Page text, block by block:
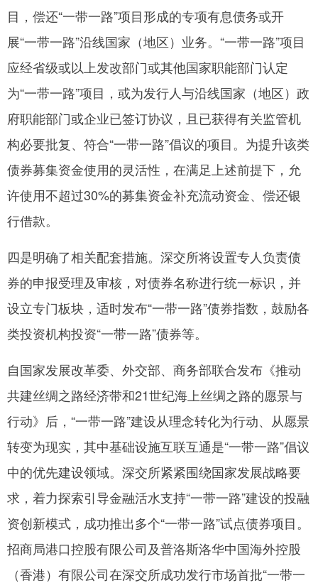
目，偿还“一带一路”项目形成的专项有息债务或开
展“一带一路”沿线国家（地区）业务。“一带一路”项目
应经省级或以上发改部门或其他国家职能部门认定
为“一带一路”项目，或为发行人与沿线国家（地区）政
府职能部门或企业已签订协议，且已获得有关监管机
构必要批复、符合“一带一路”倡议的项目。为提升该类
债券募集资金使用的灵活性，在满足上述前提下，允
许使用不超过30%的募集资金补充流动资金、偿还银
行借款。
四是明确了相关配套措施。深交所将设置专人负责债
券的申报受理及审核，对债券名称进行统一标识，并
设立专门板块，适时发布“一带一路”债券指数，鼓励各
类投资机构投资“一带一路”债券等。
自国家发展改革委、外交部、商务部联合发布《推动
共建丝绸之路经济带和21世纪海上丝绸之路的愿景与
行动》后，“一带一路”建设从理念转化为行动、从愿景
转变为现实，其中基础设施互联互通是“一带一路”倡议
中的优先建设领域。深交所紧紧围绕国家发展战略要
求，着力探索引导金融活水支持“一带一路”建设的投融
资创新模式，成功推出多个“一带一路”试点债券项目。
招商局港口控股有限公司及普洛斯洛华中国海外控股
（香港）有限公司在深交所成功发行市场首批“一带一